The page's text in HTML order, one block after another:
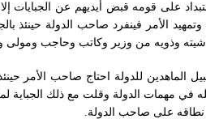
على قومه قبض أيديهم عن الجبايات
الأمر فينفرد صاحب الدولة حينئذ
وذويه من وزير وكاتب وحاجب ومولى
الماهدين للدولة احتاج صاحب الأمر
مهمات الدولة وقلت مع ذلك الجباية
على صاحب الدولة‏.‏